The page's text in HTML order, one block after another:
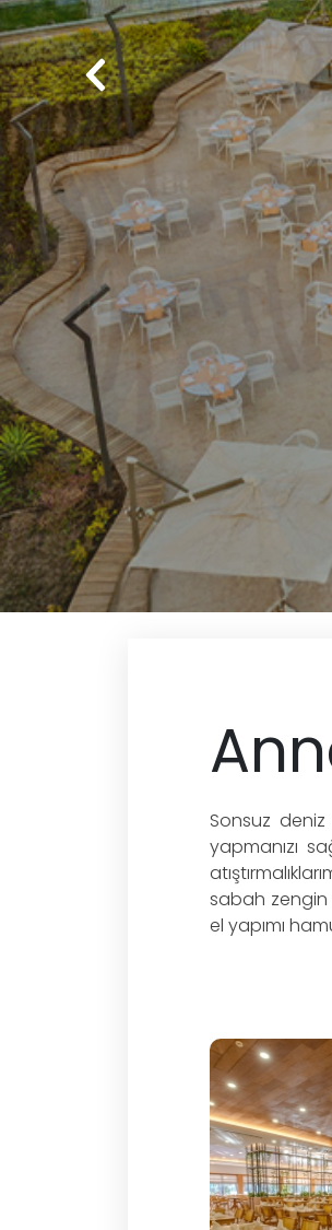
Sonsuz
yapmanızı
sabah zengin
el yapımı